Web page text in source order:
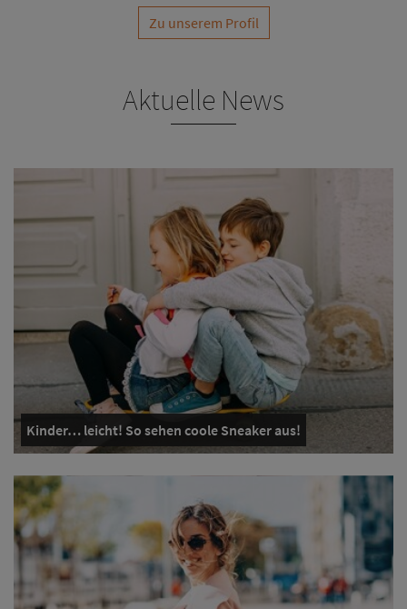
Zu unserem Profil
Aktuelle News
Kinder… leicht! So sehen coole Sneaker aus!